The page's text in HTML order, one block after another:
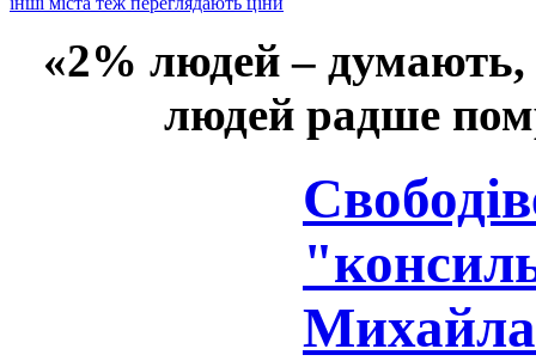
«2% людей –
людей радше